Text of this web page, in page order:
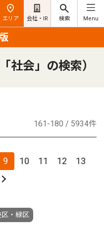
エリア 会社・IR 検索 Menu
社会」の検索）
161-180 / 5934件
9 10 11 12
13
区・緑区